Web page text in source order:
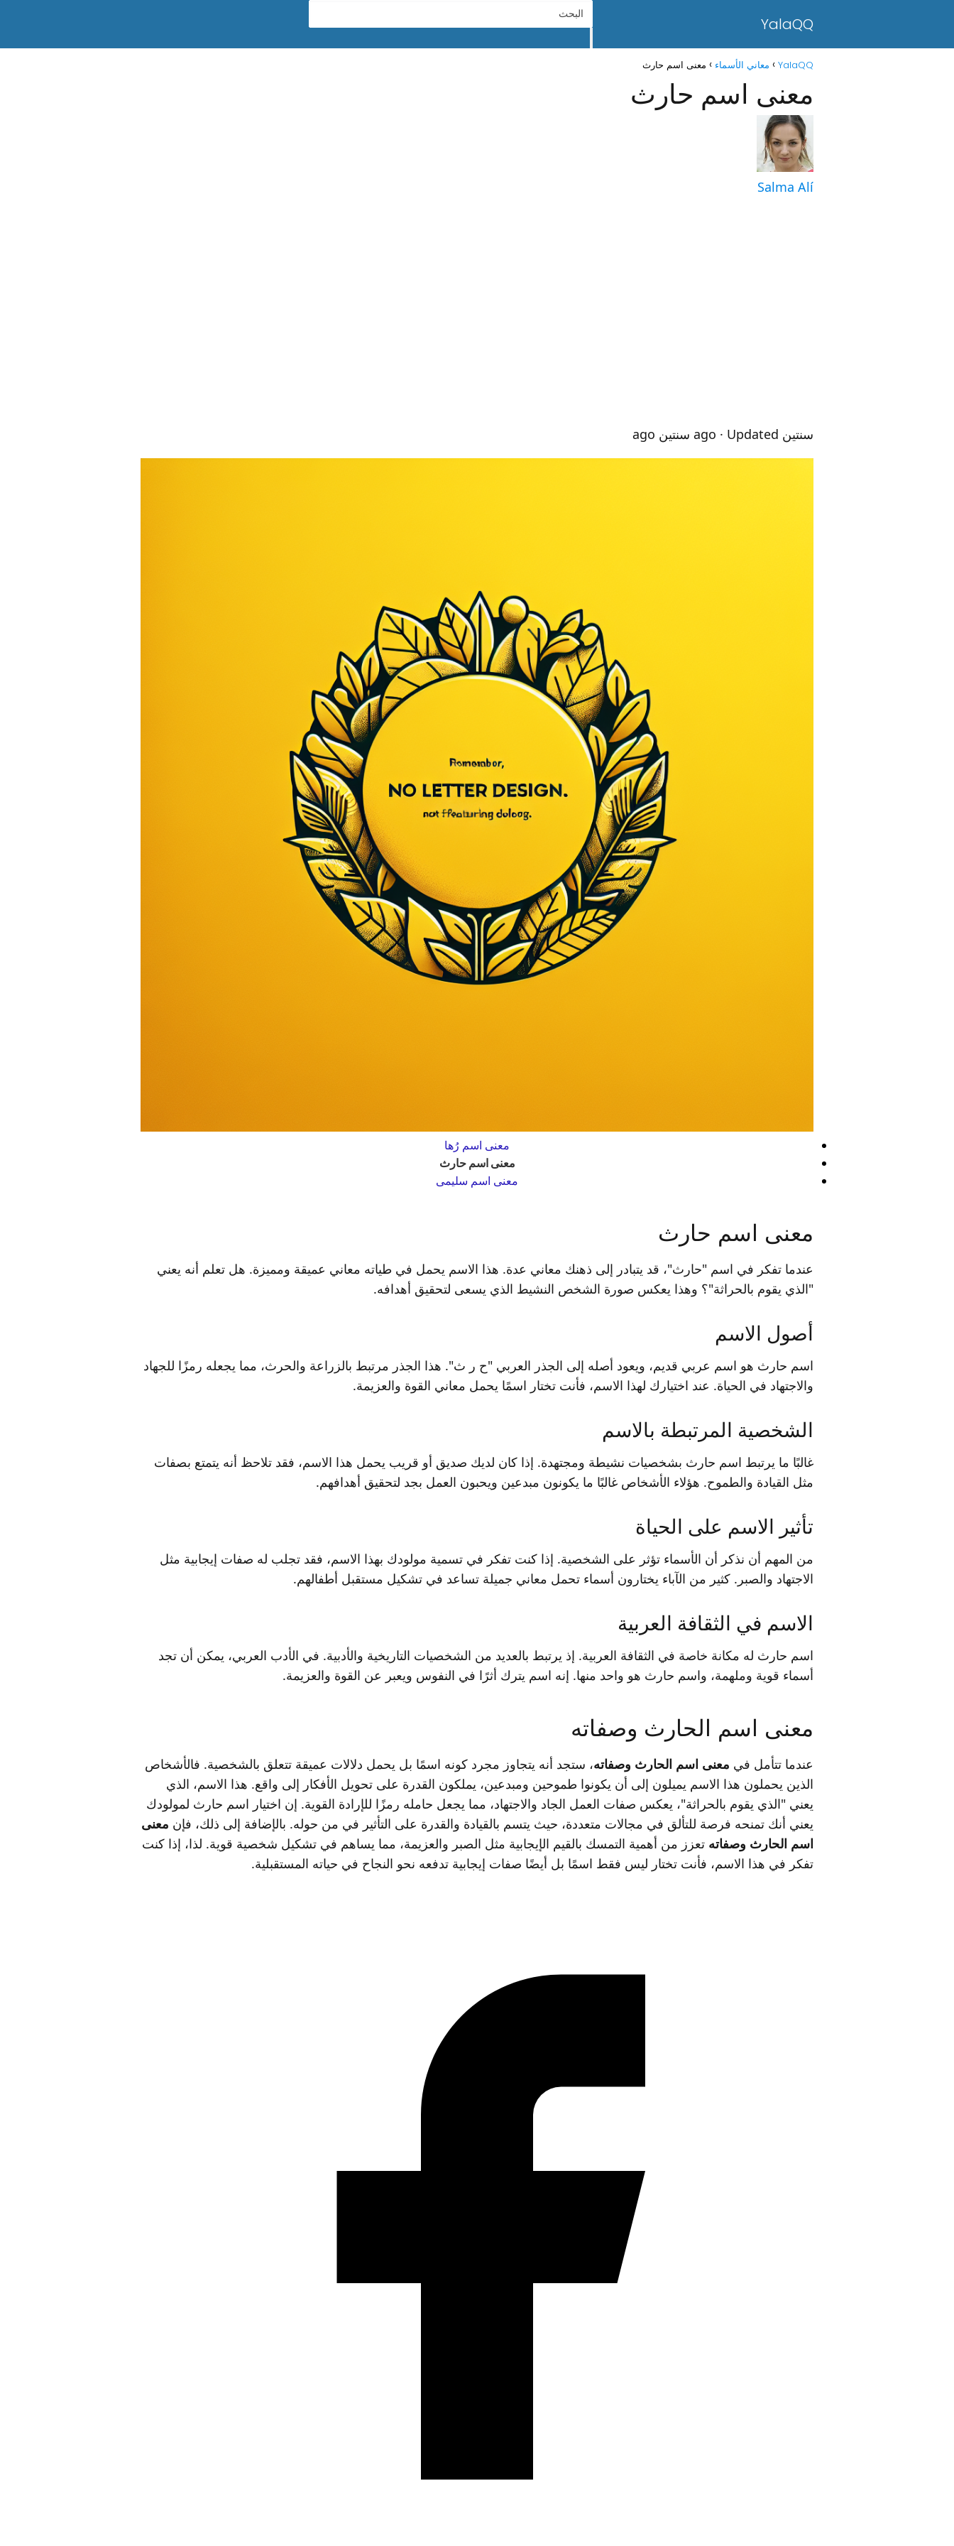
YalaQQ
YalaQQ معاني الأسماء معنى اسم حارث
معنى اسم حارث
Salma Alí
سنتين ago · Updated سنتين ago
معنى اسم رُها
معنى اسم حارث
معنى اسم سليمى
معنى اسم حارث
عندما تفكر في اسم "حارث"، قد يتبادر إلى ذهنك معاني عدة. هذا الاسم يحمل في طياته معاني عميقة ومميزة. هل تعلم أنه يعني
"الذي يقوم بالحراثة"؟ وهذا يعكس صورة الشخص النشيط الذي يسعى لتحقيق أهدافه.
أصول الاسم
اسم حارث هو اسم عربي قديم، ويعود أصله إلى الجذر العربي "ح ر ث". هذا الجذر مرتبط بالزراعة والحرث، مما يجعله رمزًا للجهاد
والاجتهاد في الحياة. عند اختيارك لهذا الاسم، فأنت تختار اسمًا يحمل معاني القوة والعزيمة.
الشخصية المرتبطة بالاسم
غالبًا ما يرتبط اسم حارث بشخصيات نشيطة ومجتهدة. إذا كان لديك صديق أو قريب يحمل هذا الاسم، فقد تلاحظ أنه يتمتع بصفات
مثل القيادة والطموح. هؤلاء الأشخاص غالبًا ما يكونون مبدعين ويحبون العمل بجد لتحقيق أهدافهم.
تأثير الاسم على الحياة
من المهم أن نذكر أن الأسماء تؤثر على الشخصية. إذا كنت تفكر في تسمية مولودك بهذا الاسم، فقد تجلب له صفات إيجابية مثل
الاجتهاد والصبر. كثير من الآباء يختارون أسماء تحمل معاني جميلة تساعد في تشكيل مستقبل أطفالهم.
الاسم في الثقافة العربية
اسم حارث له مكانة خاصة في الثقافة العربية. إذ يرتبط بالعديد من الشخصيات التاريخية والأدبية. في الأدب العربي، يمكن أن تجد
أسماء قوية وملهمة، واسم حارث هو واحد منها. إنه اسم يترك أثرًا في النفوس ويعبر عن القوة والعزيمة.
معنى اسم الحارث وصفاته
عندما تتأمل في معنى اسم الحارث وصفاته، ستجد أنه يتجاوز مجرد كونه اسمًا بل يحمل دلالات عميقة تتعلق بالشخصية. فالأشخاص
الذين يحملون هذا الاسم يميلون إلى أن يكونوا طموحين ومبدعين، يملكون القدرة على تحويل الأفكار إلى واقع. هذا الاسم، الذي
يعني "الذي يقوم بالحراثة"، يعكس صفات العمل الجاد والاجتهاد، مما يجعل حامله رمزًا للإرادة القوية. إن اختيار اسم حارث لمولودك
يعني أنك تمنحه فرصة للتألق في مجالات متعددة، حيث يتسم بالقيادة والقدرة على التأثير في من حوله. بالإضافة إلى ذلك، فإن معنى
اسم الحارث وصفاته تعزز من أهمية التمسك بالقيم الإيجابية مثل الصبر والعزيمة، مما يساهم في تشكيل شخصية قوية. لذا، إذا كنت
تفكر في هذا الاسم، فأنت تختار ليس فقط اسمًا بل أيضًا صفات إيجابية تدفعه نحو النجاح في حياته المستقبلية.